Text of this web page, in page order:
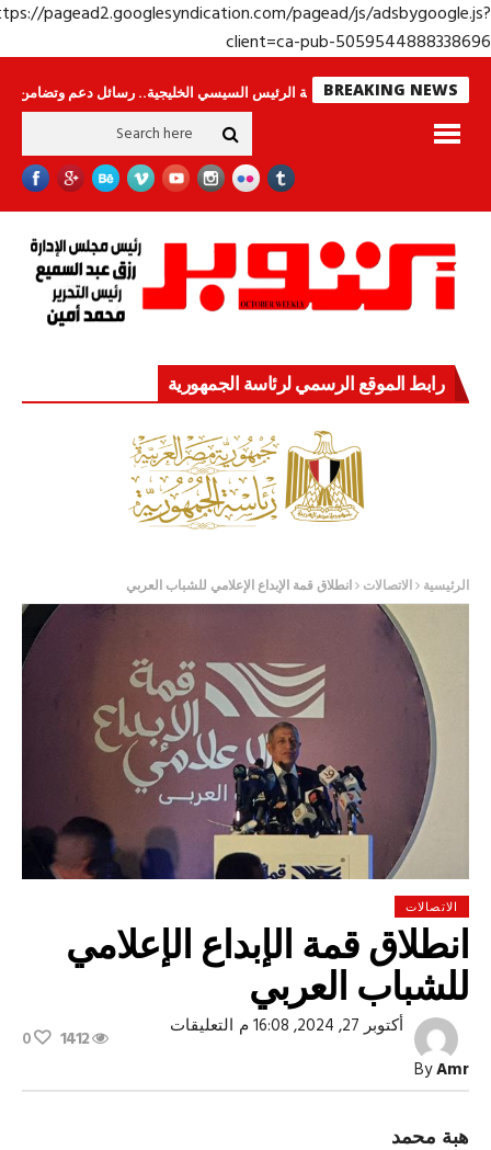
https://pagead2.googlesyndication.com/pagead/js/
client=ca-pub-
BREAKING NEWS
لا ينامون جولة الرئيس السيسي الخليجية.. رسائل دعم وتضامن للأشقاء
رابط الموقع الرسمي لرئاسة الجمهورية
الرئيسية الاتصالات انطلاق قمة الإبداع الإعلامي للشباب العربي
الاتصالات
انطلاق قمة الإبداع الإعلامي
للشباب العربي
ByAmr
أكتوبر 27, 2024, 16:08 م التعليقاتعلى
الإعلامي
1412
0
هبة محمد